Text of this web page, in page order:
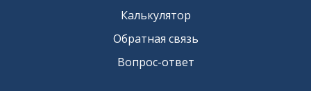
Калькулятор
Обратная связь
Вопрос-ответ